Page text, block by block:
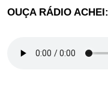
OUÇA RÁDIO ACHEI: